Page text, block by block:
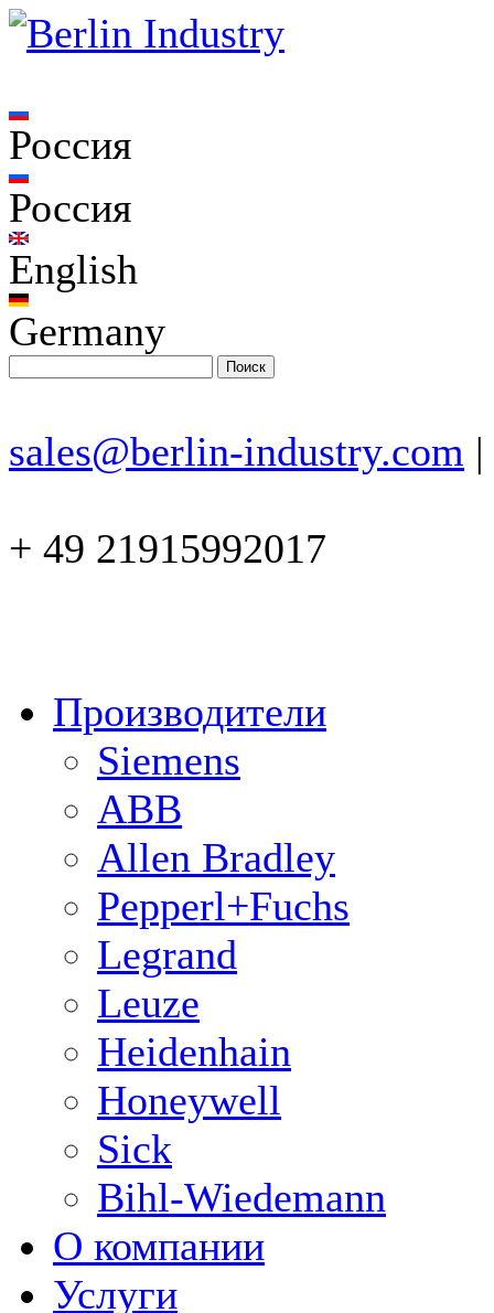
Россия
Россия
English
Germany
sales@berlin-industry.com |
+ 49 21915992017
Производители
Siemens
ABB
Allen Bradley
Pepperl+Fuchs
Legrand
Leuze
Heidenhain
Honeywell
Sick
Bihl-Wiedemann
О компании
Услуги